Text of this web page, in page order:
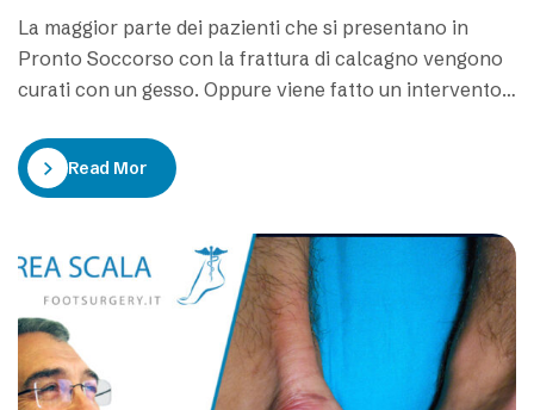
La maggior parte dei pazienti che si presentano in
Pronto Soccorso con la frattura di calcagno vengono
curati con un gesso. Oppure viene fatto un intervento
molti casi la frattura rimane scomposta e gli esiti della
cura rimangono scadenti con delusione dei pazienti.
Read More